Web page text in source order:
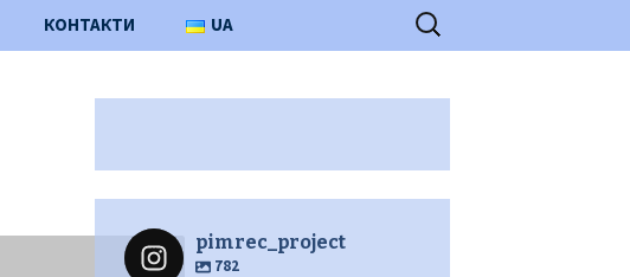
КОНТАКТИ UA Пошук:
pimrec_project
782